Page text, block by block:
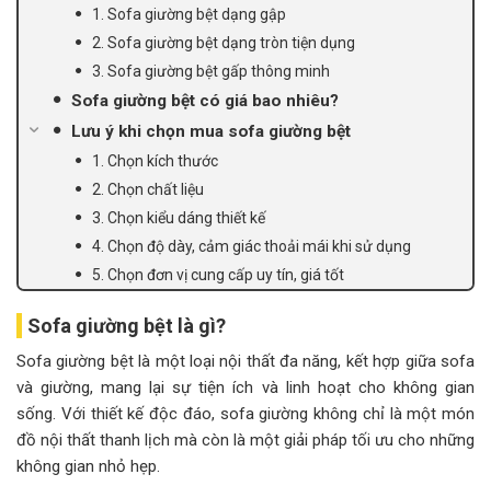
1. Sofa giường bệt dạng gập
2. Sofa giường bệt dạng tròn tiện dụng
3. Sofa giường bệt gấp thông minh
Sofa giường bệt có giá bao nhiêu?
Lưu ý khi chọn mua sofa giường bệt
1. Chọn kích thước
2. Chọn chất liệu
3. Chọn kiểu dáng thiết kế
4. Chọn độ dày, cảm giác thoải mái khi sử dụng
5. Chọn đơn vị cung cấp uy tín, giá tốt
Sofa giường bệt là gì?
Sofa giường bệt là một loại nội thất đa năng, kết hợp giữa sofa
và giường, mang lại sự tiện ích và linh hoạt cho không gian
sống. Với thiết kế độc đáo, sofa giường không chỉ là một món
đồ nội thất thanh lịch mà còn là một giải pháp tối ưu cho những
không gian nhỏ hẹp.